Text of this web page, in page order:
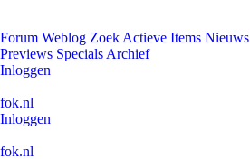
Forum Weblog Zoek Actieve Items Nieuws
Previews Specials Archief
Inloggen
fok.nl
Inloggen
fok.nl